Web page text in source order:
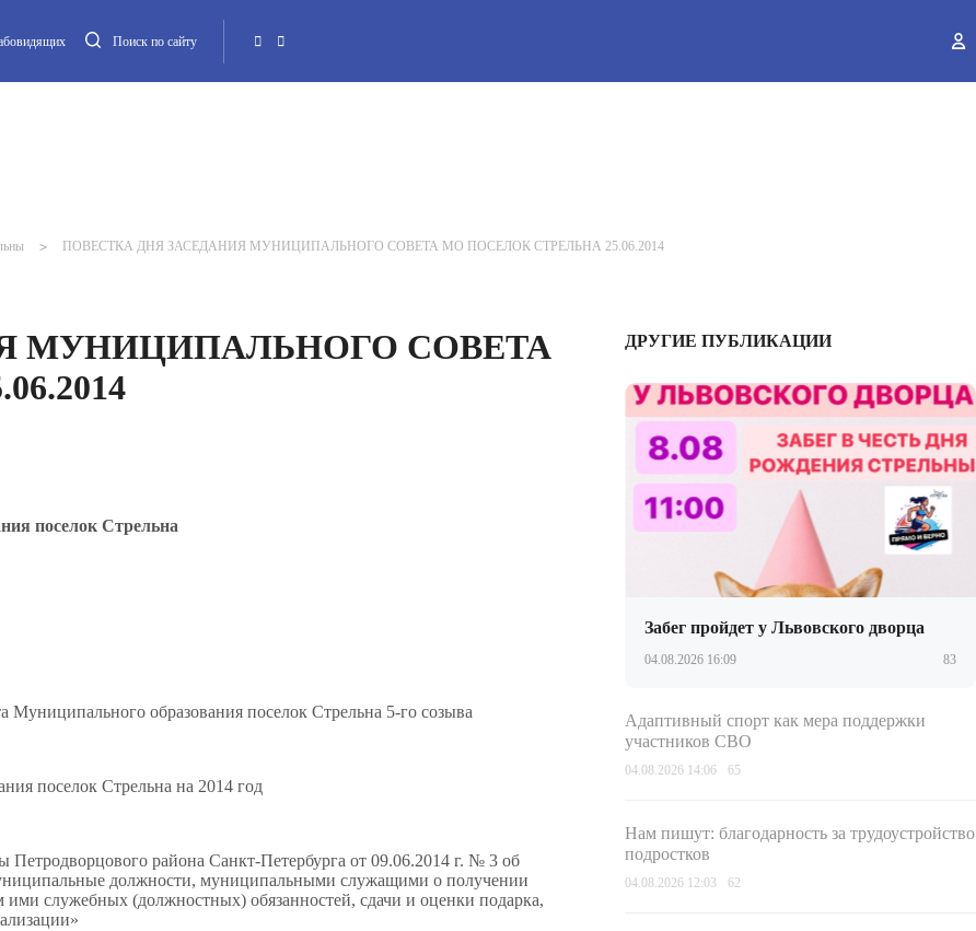
Поиск по сайту
> ПОВЕСТКА ДНЯ ЗАСЕДАНИЯ МУНИЦИПАЛЬНОГО СОВЕТА МО ПОСЕЛОК СТРЕЛЬНА 25.06.2014
МУНИЦИПАЛЬНОГО СОВЕТА
поселок Стрельна
образования поселок Стрельна 5-го созыва
поселок Стрельна на 2014 год
района Санкт-Петербурга от 09.06.2014 г. № 3 об
должности, муниципальными служащими о получении
служебных (должностных) обязанностей, сдачи и оценки подарка,
ДРУГИЕ ПУБЛИКАЦИИ
Забег пройдет у Львовского дворца
04.08.2026 16:09 83
Адаптивный спорт как мера поддержки
участников СВО
04.08.2026 14:06 65
Нам пишут: благодарность за трудоустройство
подростков
04.08.2026 12:03 62